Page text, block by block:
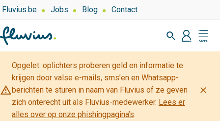
Overslaan
en
naar
de
inhoud
gaan
Top
navigation
Over
Fluvius.be Jobs Blog Contact
Zoeken
profiel
Mijn
Fluvius
warning_amber
Opgelet: oplichters proberen geld en informatie te
krijgen door valse e-mails, sms’en en Whatsapp-
berichten te sturen in naam van Fluvius of ze geven
zich onterecht uit als Fluvius-medewerker. Lees er
alles over op onze phishingpagina’s.
close